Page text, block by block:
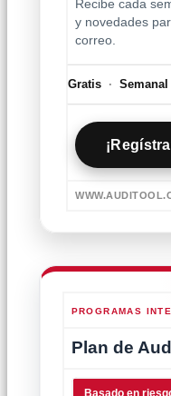
Recibe cada
y novedades
correo.
Gratis · Semanal
PROGRAMAS
Plan de
Basado en